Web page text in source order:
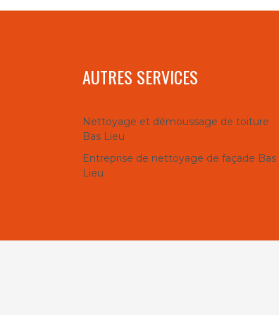
AUTRES SERVICES
Nettoyage et démoussage de toiture
Bas Lieu
Entreprise de nettoyage de façade Bas
Lieu